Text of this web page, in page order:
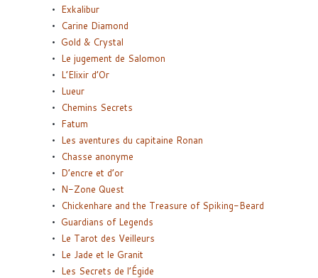
Exkalibur
Carine Diamond
Gold & Crystal
Le jugement de Salomon
L’Elixir d’Or
Lueur
Chemins Secrets
Fatum
Les aventures du capitaine Ronan
Chasse anonyme
D’encre et d’or
N-Zone Quest
Chickenhare and the Treasure of Spiking-Beard
Guardians of Legends
Le Tarot des Veilleurs
Le Jade et le Granit
Les Secrets de l’Égide